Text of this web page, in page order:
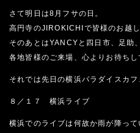
さて明日は8月フサの日。
高円寺のJIROKICHIで皆様のお越
そのあとはYANCYと四日市、足助
各地皆様のご来場、心よりお待ちし
それでは先日の横浜パラダイスカ
８／１７ 横浜ライブ
横浜でのライブは何故か雨が降って